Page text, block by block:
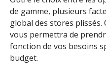
de gamme, plusieurs
global des stores plissés.
vous permettra de
fonction de vos besoins
budget.